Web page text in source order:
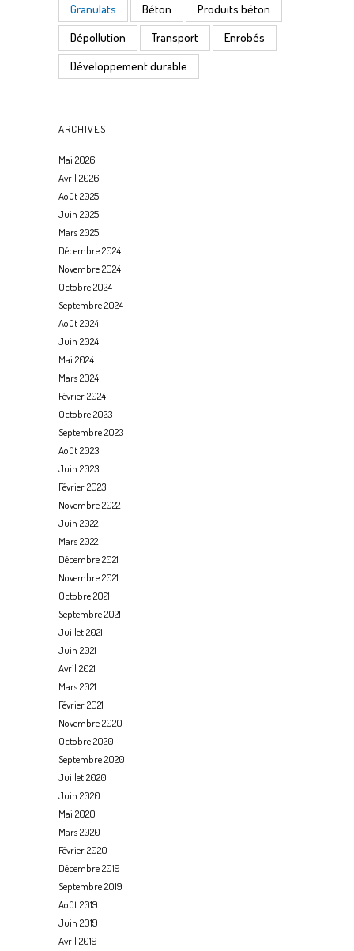
Granulats
Béton
Produits béton
Dépollution
Transport
Enrobés
Développement durable
ARCHIVES
Mai 2026
Avril 2026
Août 2025
Juin 2025
Mars 2025
Décembre 2024
Novembre 2024
Octobre 2024
Septembre 2024
Août 2024
Juin 2024
Mai 2024
Mars 2024
Février 2024
Octobre 2023
Septembre 2023
Août 2023
Juin 2023
Février 2023
Novembre 2022
Juin 2022
Mars 2022
Décembre 2021
Novembre 2021
Octobre 2021
Septembre 2021
Juillet 2021
Juin 2021
Avril 2021
Mars 2021
Février 2021
Novembre 2020
Octobre 2020
Septembre 2020
Juillet 2020
Juin 2020
Mai 2020
Mars 2020
Février 2020
Décembre 2019
Septembre 2019
Août 2019
Juin 2019
Avril 2019